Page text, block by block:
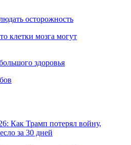
осторожность
клетки мозга могут
здоровья
Как Трамп потерял войну,
за 30 дней